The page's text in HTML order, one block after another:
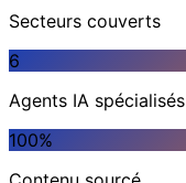
Secteurs couverts
6
Agents IA spécialisés
100%